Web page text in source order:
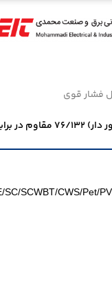
فشار قوی
حریق
SC/SCWBT/CWS/Pet/